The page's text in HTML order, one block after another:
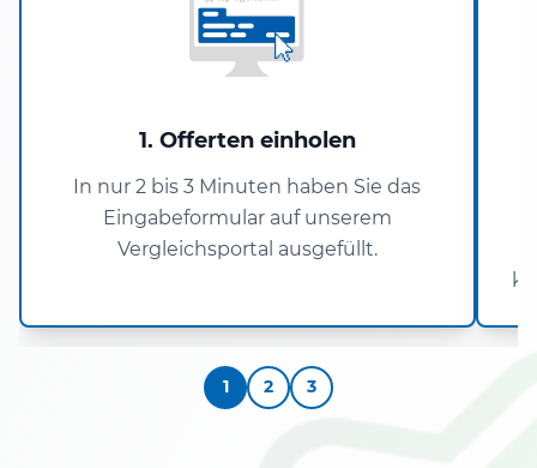
1. Offerten einholen
In nur 2 bis 3 Minuten haben Sie das
Eingabeformular auf unserem
Vergleichsportal ausgefüllt.
1 2 3